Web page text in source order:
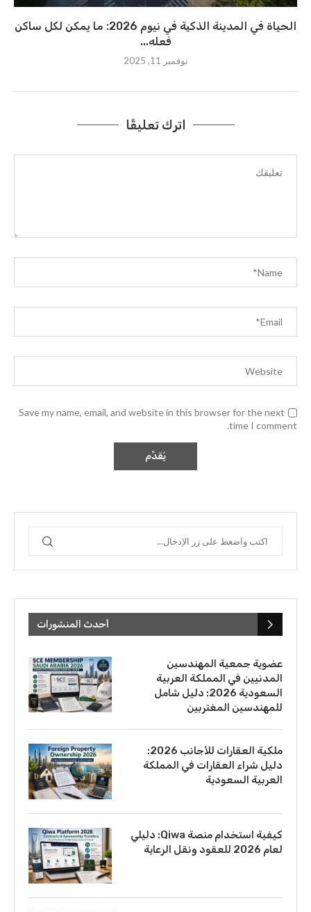
الحياة في المدينة الذكية في نيوم 2026: ما يمكن لكل ساكن
فعله...
نوفمبر 11, 2025
اترك تعليقًا
Save my name, email, and website in this browser for the next
time I comment.
أحدث المنشورات
عضوية جمعية المهندسين
المدنيين في المملكة العربية
السعودية 2026: دليل شامل
للمهندسين المغتربين
ملكية العقارات للأجانب 2026:
دليل شراء العقارات في المملكة
العربية السعودية
كيفية استخدام منصة Qiwa: دليلي
لعام 2026 للعقود ونقل الرعاية